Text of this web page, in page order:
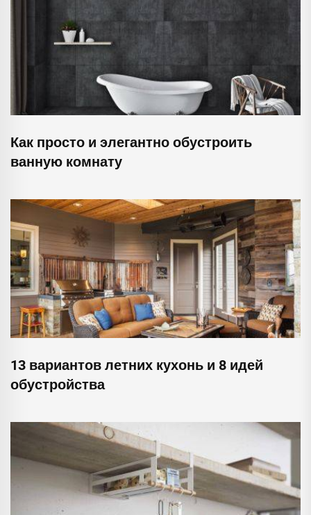
Как просто и элегантно обустроить
ванную комнату
13 вариантов летних кухонь и 8 идей
обустройства